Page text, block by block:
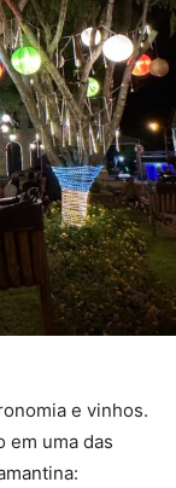
e vinhos.
em uma das